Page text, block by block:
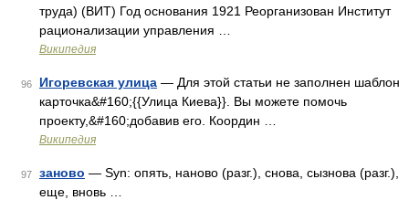
труда) (ВИТ) Год основания 1921 Реорганизован Институт
рационализации управления …
Википедия
96 Игоревская улица — Для этой статьи не заполнен шаблон
карточка&#160;{{Улица Киева}}. Вы можете помочь
проекту,&#160;добавив его. Координ …
Википедия
97 заново — Syn: опять, наново (разг.), снова, сызнова (разг.),
еще, вновь …